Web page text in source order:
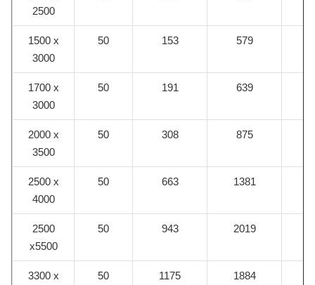
2500
1500 x
3000
50 153 579
1700 x
3000
50 191 639
2000 x
3500
50 308 875
2500 x
4000
50 663 1381
2500
x5500
50 943 2019
3300 x
50 1175 1884